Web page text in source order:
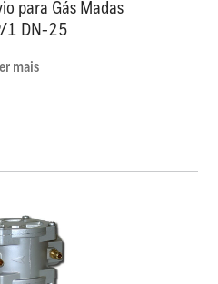
para Gás Madas
1 DN-25
mais